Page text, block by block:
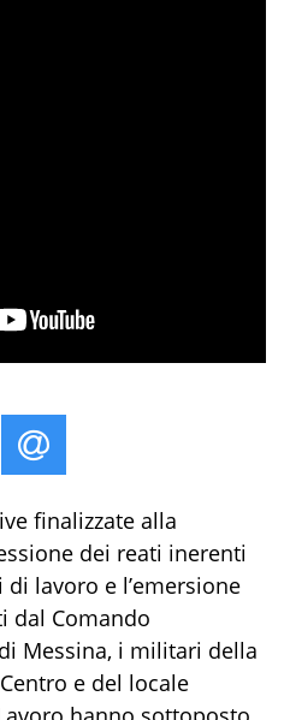
finalizzate alla
dei reati inerenti
lavoro e l’emersione
dal Comando
Messina, i militari della
Centro e del locale